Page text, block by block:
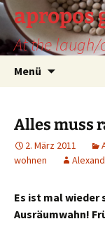
Zum
Inhalt
springen
apropos
At the laugh/
Menü
Alles muss
2. März 2011
wohnen
Es ist mal wieder
Ausräumwahn!